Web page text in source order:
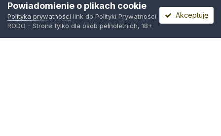
Powiadomienie o plikach cookie
Polityka prywatności link do Polityki Prywatności
RODO - Strona tylko dla osób pełnoletnich, 18+
Akceptuję